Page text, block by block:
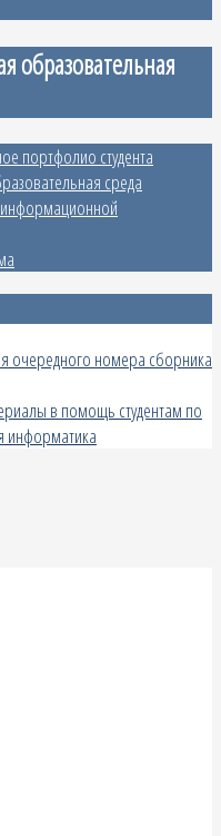
образовательная
портфолио студента
среда
информационной
очередного номера сборника
в помощь студентам по
информатика